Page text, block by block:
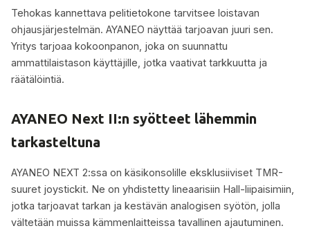
Tehokas kannettava pelitietokone tarvitsee loistavan
ohjausjärjestelmän. AYANEO näyttää tarjoavan juuri sen.
Yritys tarjoaa kokoonpanon, joka on suunnattu
ammattilaistason käyttäjille, jotka vaativat tarkkuutta ja
räätälöintiä.
AYANEO Next II:n syötteet lähemmin
tarkasteltuna
AYANEO NEXT 2:ssa on käsikonsolille eksklusiiviset TMR-
suuret joystickit. Ne on yhdistetty lineaarisiin Hall-liipaisimiin,
jotka tarjoavat tarkan ja kestävän analogisen syötön, jolla
vältetään muissa kämmenlaitteissa tavallinen ajautuminen.